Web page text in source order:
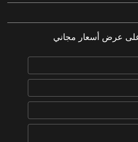
عرض أسعار مجاني